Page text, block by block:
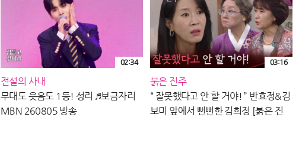
전설의 사내
무대도 웃음도 1등! 성리 ♬보금자리
MBN 260805 방송
02:34
붉은 진주
“ 잘못했다고 안 할 거야! ” 반효정&김
보미 앞에서 뻔뻔한 김희정 [붉은 진
03:16